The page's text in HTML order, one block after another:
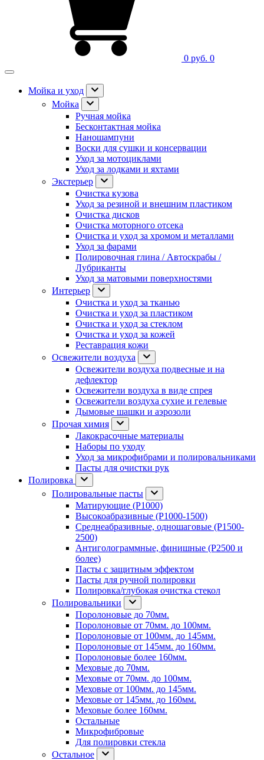
0 руб. 0
Мойка и уход
Мойка
Ручная мойка
Бесконтактная мойка
Наношампуни
Воски для сушки и консервации
Уход за мотоциклами
Уход за лодками и яхтами
Экстерьер
Очистка кузова
Уход за резиной и внешним пластиком
Очистка дисков
Очистка моторного отсека
Очистка и уход за хромом и металлами
Уход за фарами
Полировочная глина / Автоскрабы /
Лубриканты
Уход за матовыми поверхностями
Интерьер
Очистка и уход за тканью
Очистка и уход за пластиком
Очистка и уход за стеклом
Очистка и уход за кожей
Реставрация кожи
Освежители воздуха
Освежители воздуха подвесные и на
дефлектор
Освежители воздуха в виде спрея
Освежители воздуха сухие и гелевые
Дымовые шашки и аэрозоли
Прочая химия
Лакокрасочные материалы
Наборы по уходу
Уход за микрофибрами и полировальниками
Пасты для очистки рук
Полировка
Полировальные пасты
Матирующие (P1000)
Высокоабразивные (P1000-1500)
Среднеабразивные, одношаговые (P1500-
2500)
Антиголограммные, финишные (P2500 и
более)
Пасты с защитным эффектом
Пасты для ручной полировки
Полировка/глубокая очистка стекол
Полировальники
Поролоновые до 70мм.
Поролоновые от 70мм. до 100мм.
Поролоновые от 100мм. до 145мм.
Поролоновые от 145мм. до 160мм.
Поролоновые более 160мм.
Меховые до 70мм.
Меховые от 70мм. до 100мм.
Меховые от 100мм. до 145мм.
Меховые от 145мм. до 160мм.
Меховые более 160мм.
Остальные
Микрофибровые
Для полировки стекла
Остальное